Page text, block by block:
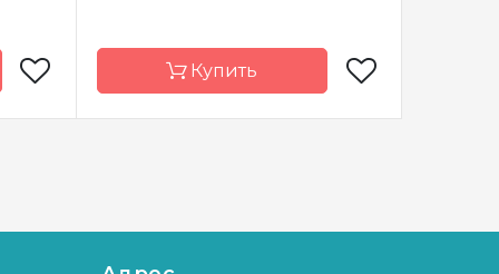
Купить
производитель
Размер